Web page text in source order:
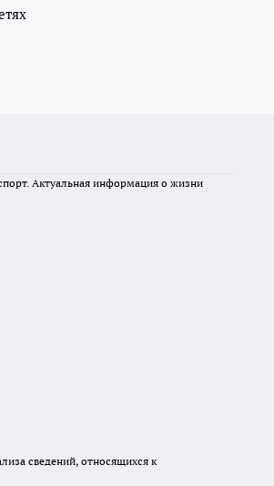
Актуальная информация о жизни
сведений, относящихся к